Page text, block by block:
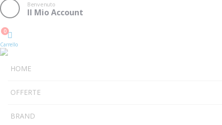
Benvenuto
Il Mio Account
Cart
0
Carrello
HOME
OFFERTE
BRAND